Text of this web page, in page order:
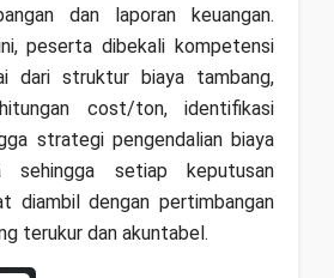
dan laporan keuangan.
peserta dibekali kompetensi
dari struktur biaya tambang,
cost/ton, identifikasi
strategi pengendalian biaya
sehingga setiap keputusan
diambil dengan pertimbangan
terukur dan akuntabel.